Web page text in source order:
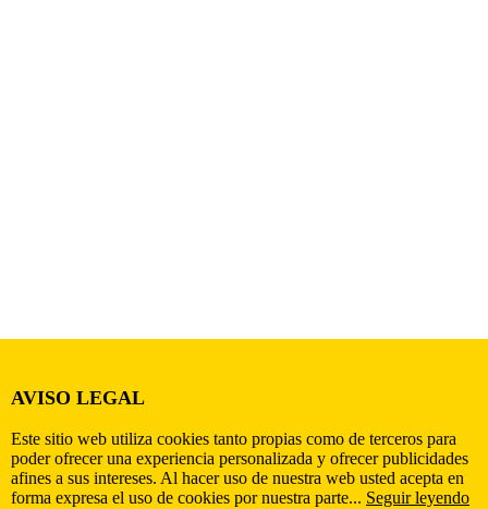
AVISO LEGAL
Este sitio web utiliza cookies tanto propias como de terceros para
poder ofrecer una experiencia personalizada y ofrecer publicidades
afines a sus intereses. Al hacer uso de nuestra web usted acepta en
forma expresa el uso de cookies por nuestra parte... Seguir leyendo